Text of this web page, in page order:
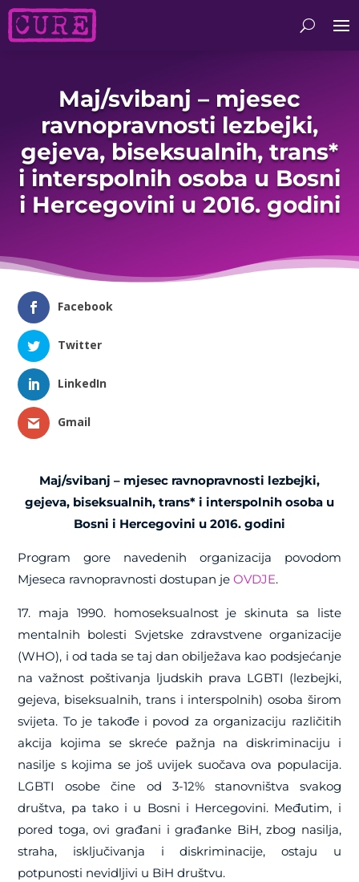
Maj/svibanj – mjesec
ravnopravnosti lezbejki,
gejeva, biseksualnih, trans*
i interspolnih osoba u Bosni
i Hercegovini u 2016. godini
Facebook
Twitter
LinkedIn
Gmail
Maj/svibanj – mjesec ravnopravnosti lezbejki,
gejeva, biseksualnih, trans* i interspolnih osoba u
Bosni i Hercegovini u 2016. godini
Program gore navedenih organizacija povodom
Mjeseca ravnopravnosti dostupan jeOVDJE.
17. maja 1990. homoseksualnost je skinuta sa liste
mentalnih bolesti Svjetske zdravstvene organizacije
(WHO), i od tada se taj dan obilježava kao podsjećanje
na važnost poštivanja ljudskih prava LGBTI (lezbejki,
gejeva, biseksualnih, trans i interspolnih) osoba širom
svijeta. To je takođe i povod za organizaciju različitih
akcija kojima se skreće pažnja na diskriminaciju i
nasilje s kojima se još uvijek suočava ova populacija.
LGBTI osobe čine od 3-12% stanovništva svakog
društva, pa tako i u Bosni i Hercegovini. Međutim, i
pored toga, ovi građani i građanke BiH, zbog nasilja,
straha, isključivanja i diskriminacije, ostaju u
potpunosti nevidljivi u BiH društvu.